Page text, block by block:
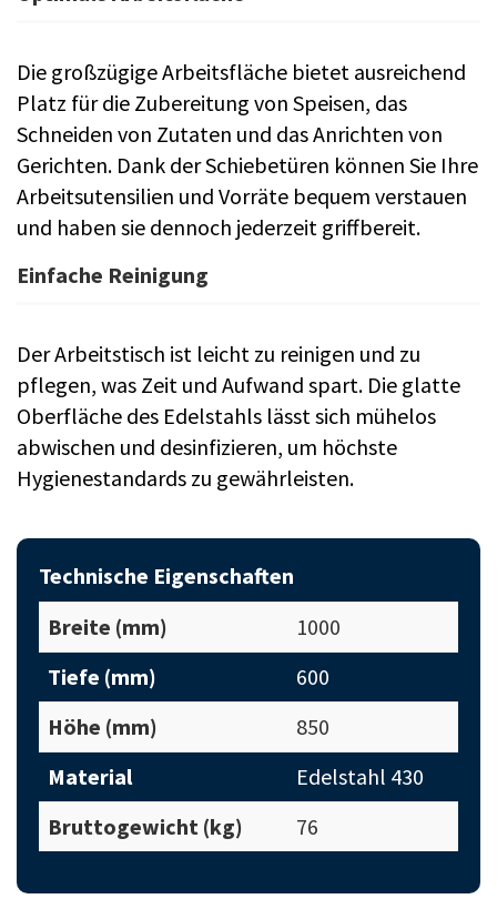
Die großzügige Arbeitsfläche bietet ausreichend
Platz für die Zubereitung von Speisen, das
Schneiden von Zutaten und das Anrichten von
Gerichten. Dank der Schiebetüren können Sie Ihre
Arbeitsutensilien und Vorräte bequem verstauen
und haben sie dennoch jederzeit griffbereit.
Einfache Reinigung
Der Arbeitstisch ist leicht zu reinigen und zu
pflegen, was Zeit und Aufwand spart. Die glatte
Oberfläche des Edelstahls lässt sich mühelos
abwischen und desinfizieren, um höchste
Hygienestandards zu gewährleisten.
Technische Eigenschaften
Breite (mm)
1000
Tiefe (mm)
600
Höhe (mm)
850
Material
Edelstahl 430
Bruttogewicht (kg)
76